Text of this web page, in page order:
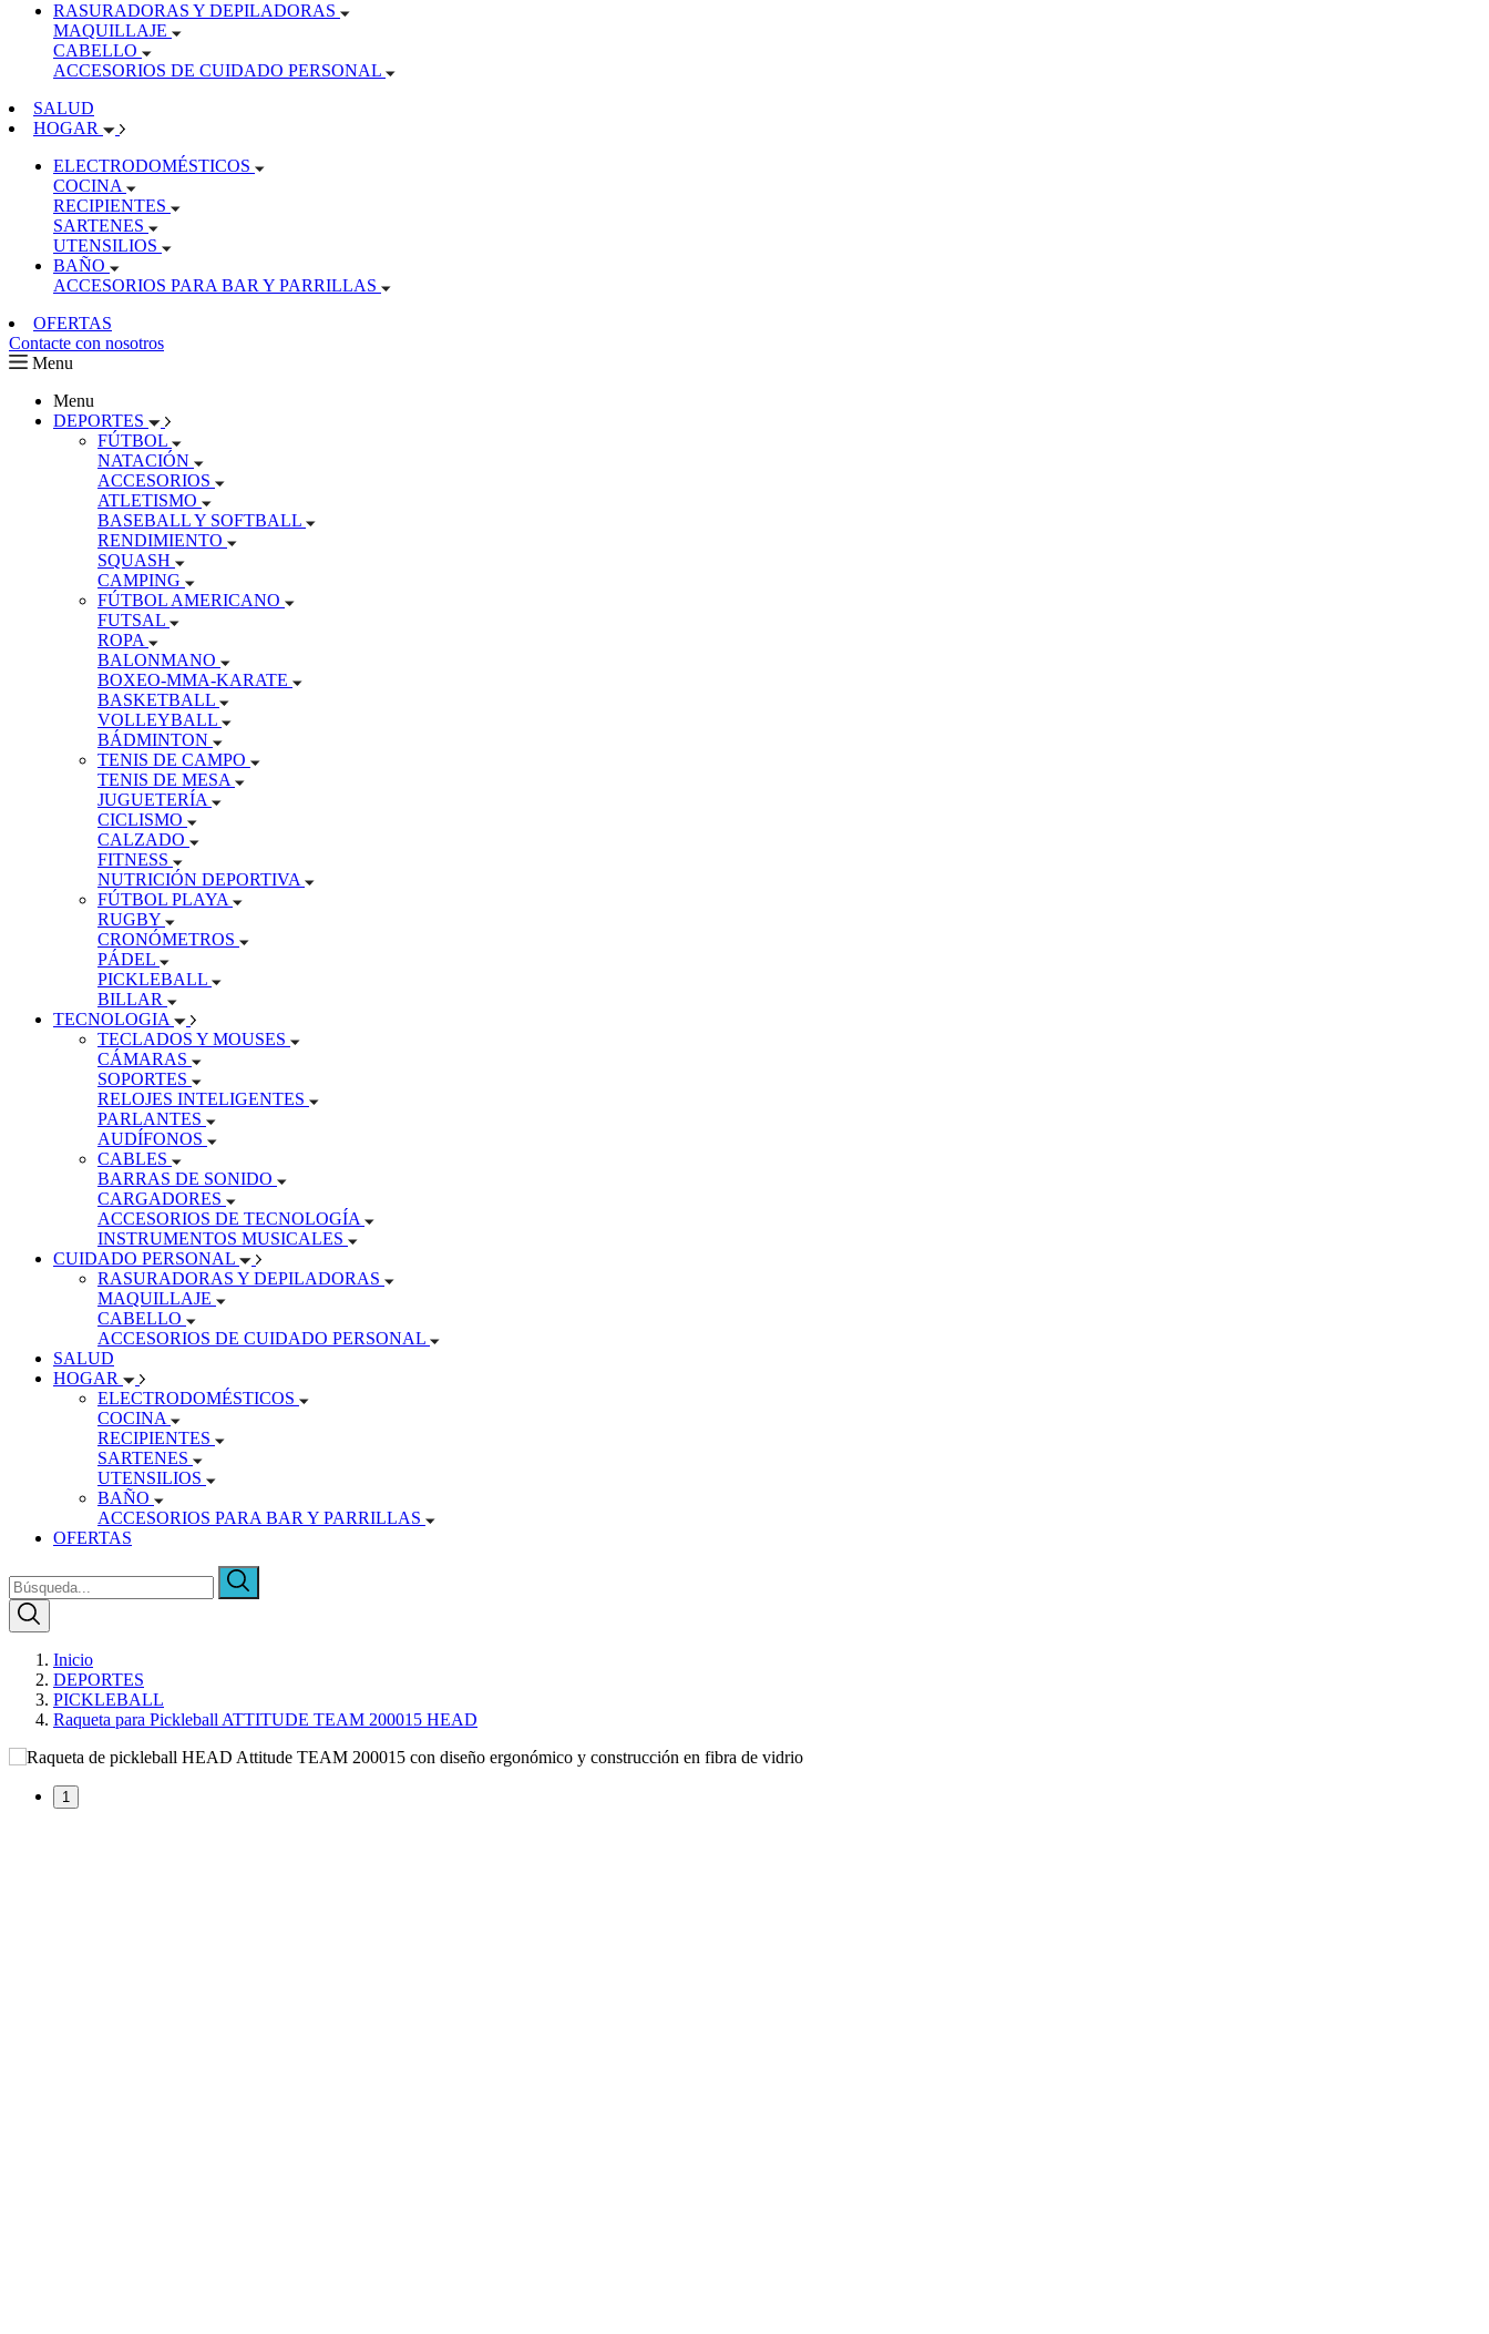
RASURADORAS Y DEPILADORAS
MAQUILLAJE
CABELLO
ACCESORIOS DE CUIDADO PERSONAL
SALUD
HOGAR
ELECTRODOMÉSTICOS
COCINA
RECIPIENTES
SARTENES
UTENSILIOS
BAÑO
ACCESORIOS PARA BAR Y PARRILLAS
OFERTAS
Contacte con nosotros
Menu
Menu
DEPORTES
FÚTBOL
NATACIÓN
ACCESORIOS
ATLETISMO
BASEBALL Y SOFTBALL
RENDIMIENTO
SQUASH
CAMPING
FÚTBOL AMERICANO
FUTSAL
ROPA
BALONMANO
BOXEO-MMA-KARATE
BASKETBALL
VOLLEYBALL
BÁDMINTON
TENIS DE CAMPO
TENIS DE MESA
JUGUETERÍA
CICLISMO
CALZADO
FITNESS
NUTRICIÓN DEPORTIVA
FÚTBOL PLAYA
RUGBY
CRONÓMETROS
PÁDEL
PICKLEBALL
BILLAR
TECNOLOGIA
TECLADOS Y MOUSES
CÁMARAS
SOPORTES
RELOJES INTELIGENTES
PARLANTES
AUDÍFONOS
CABLES
BARRAS DE SONIDO
CARGADORES
ACCESORIOS DE TECNOLOGÍA
INSTRUMENTOS MUSICALES
CUIDADO PERSONAL
RASURADORAS Y DEPILADORAS
MAQUILLAJE
CABELLO
ACCESORIOS DE CUIDADO PERSONAL
SALUD
HOGAR
ELECTRODOMÉSTICOS
COCINA
RECIPIENTES
SARTENES
UTENSILIOS
BAÑO
ACCESORIOS PARA BAR Y PARRILLAS
OFERTAS
Inicio
DEPORTES
PICKLEBALL
Raqueta para Pickleball ATTITUDE TEAM 200015 HEAD
1